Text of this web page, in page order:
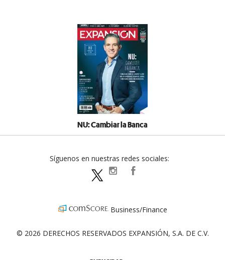
NU: Cambiar la Banca
Síguenos en nuestras redes sociales:
expansionpolitica
Business/Finance
© 2026 DERECHOS RESERVADOS EXPANSIÓN, S.A. DE C.V.